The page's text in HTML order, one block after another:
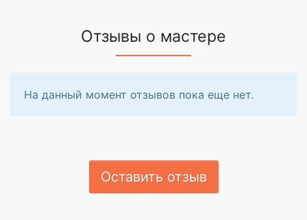
Отзывы о мастере
На данный момент отзывов пока еще нет.
Оставить отзыв